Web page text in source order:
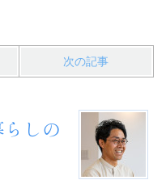
次の記事
しの